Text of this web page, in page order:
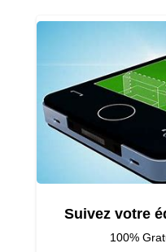
Suivez votre
100%